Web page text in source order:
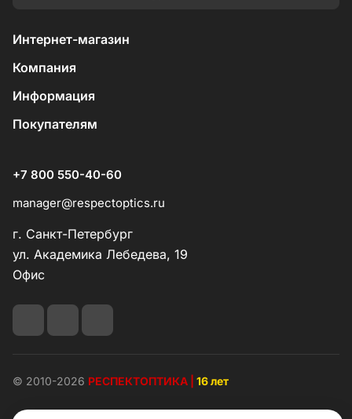
Интернет-магазин
Компания
Информация
Покупателям
+7 800 550-40-60
manager@respectoptics.ru
г. Санкт-Петербург
ул. Академика Лебедева, 19
Офис
© 2010-2026 РЕСПЕКТОПТИКА | 16 лет